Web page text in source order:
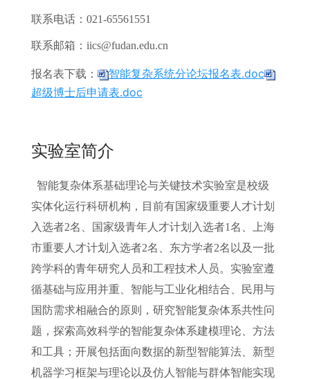
联系电话：021-65561551
联系邮箱：iics@fudan.edu.cn
报名表下载 ：
智能复杂系统分论坛报名表.doc
超级博士后申请表.doc
实验室简介
智能复杂体系基础理论与关键技术实验室是校级
实体化运行科研机构，目前有国家级重要人才计划
入选者2名、国家级青年人才计划入选者1名、上海
市重要人才计划入选者2名、东方学者2名以及一批
跨学科的青年研究人员和工程技术人员。实验室遵
循基础与应用并重、智能与工业化相结合、民用与
国防需求相融合的原则，研究智能复杂体系共性问
题，探索高效科学的智能复杂体系建模理论、方法
和工具；开展包括面向数据的新型智能算法、新型
机器学习框架与理论以及仿人智能与群体智能实现